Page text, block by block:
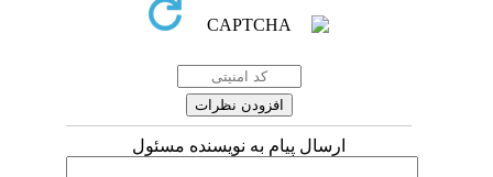
ارسال پیام به نویسنده مسئول